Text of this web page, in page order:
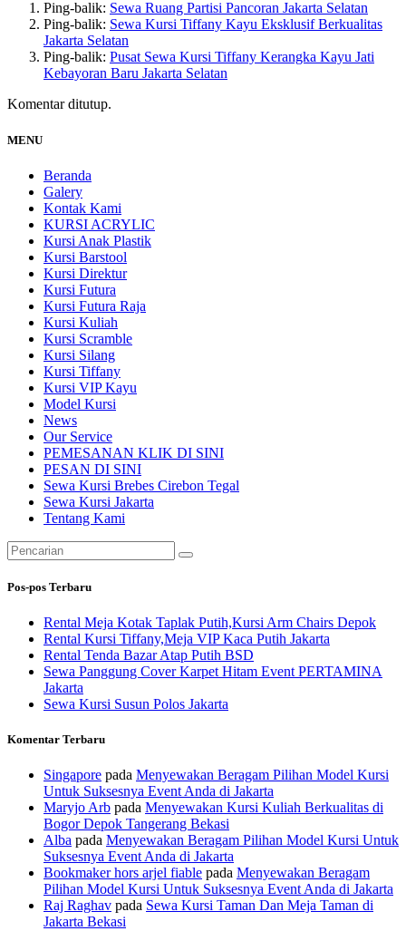
Ping-balik: Sewa Ruang Partisi Pancoran Jakarta Selatan
Ping-balik: Sewa Kursi Tiffany Kayu Eksklusif Berkualitas
Jakarta Selatan
Ping-balik: Pusat Sewa Kursi Tiffany Kerangka Kayu Jati
Kebayoran Baru Jakarta Selatan
Komentar ditutup.
MENU
Beranda
Galery
Kontak Kami
KURSI ACRYLIC
Kursi Anak Plastik
Kursi Barstool
Kursi Direktur
Kursi Futura
Kursi Futura Raja
Kursi Kuliah
Kursi Scramble
Kursi Silang
Kursi Tiffany
Kursi VIP Kayu
Model Kursi
News
Our Service
PEMESANAN KLIK DI SINI
PESAN DI SINI
Sewa Kursi Brebes Cirebon Tegal
Sewa Kursi Jakarta
Tentang Kami
Pencarian
untuk:
Pos-pos Terbaru
Rental Meja Kotak Taplak Putih,Kursi Arm Chairs Depok
Rental Kursi Tiffany,Meja VIP Kaca Putih Jakarta
Rental Tenda Bazar Atap Putih BSD
Sewa Panggung Cover Karpet Hitam Event PERTAMINA
Jakarta
Sewa Kursi Susun Polos Jakarta
Komentar Terbaru
Singapore pada Menyewakan Beragam Pilihan Model Kursi
Untuk Suksesnya Event Anda di Jakarta
Maryjo Arb pada Menyewakan Kursi Kuliah Berkualitas di
Bogor Depok Tangerang Bekasi
Alba pada Menyewakan Beragam Pilihan Model Kursi Untuk
Suksesnya Event Anda di Jakarta
Bookmaker hors arjel fiable pada Menyewakan Beragam
Pilihan Model Kursi Untuk Suksesnya Event Anda di Jakarta
Raj Raghav pada Sewa Kursi Taman Dan Meja Taman di
Jakarta Bekasi